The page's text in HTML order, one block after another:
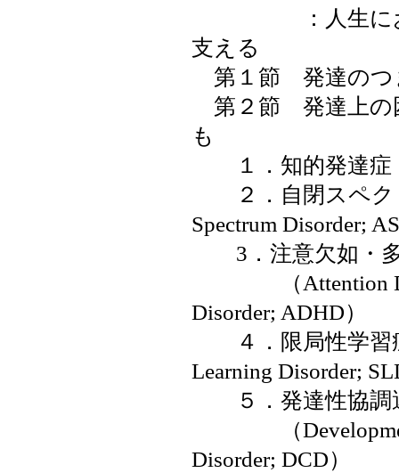
：人生にお
支える
第１節 発達のつ
第２節 発達上の
も
１．知的発達症
２．自閉スペク
Spectrum Disorder;
3．注意欠如・
（Attention
Disorder; ADHD）
４．限局性学習
Learning Disorder;
５．発達性協調
（
Disorder; DCD）